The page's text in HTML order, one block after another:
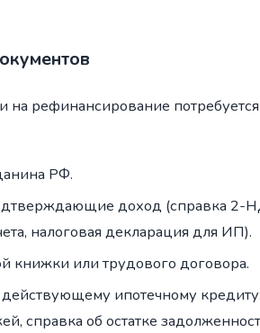
на рефинансирование
РФ.
доход (справка 2-
налоговая декларация для ИП).
книжки или трудового договора.
ипотечному
справка об остатке